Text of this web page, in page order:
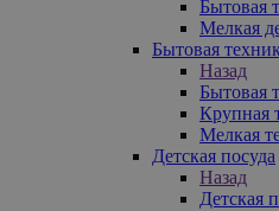
Бытовая
Мелкая
Бытовая
Назад
Бытовая
Крупная
Мелкая
Детская посуда
Назад
Детская